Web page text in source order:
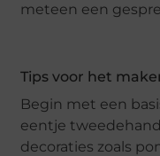
meteen een
Tips voor het
Begin met een
eentje
decoraties zoals